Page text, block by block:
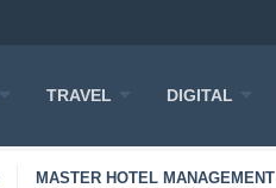
TRAVEL DIGITAL
MASTER HOTEL MANAGEMENT